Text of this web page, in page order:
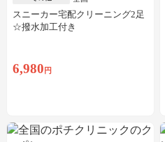
スニーカー宅配クリーニング2足
☆撥水加工付き
6,980 円